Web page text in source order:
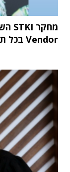
Vendor בכל תחומי שוק ה-IT